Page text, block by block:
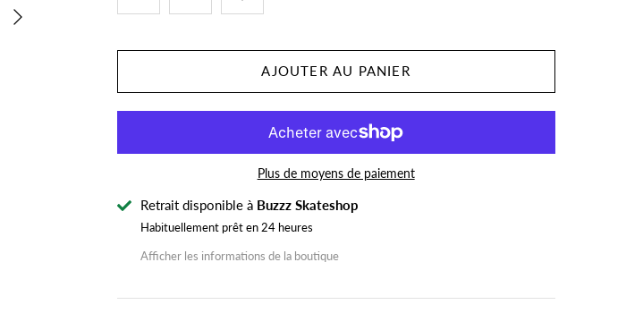
Plus de moyens de paiement
Retrait disponible à Buzzz Skateshop
Habituellement prêt en 24 heures
Afficher les informations de la boutique